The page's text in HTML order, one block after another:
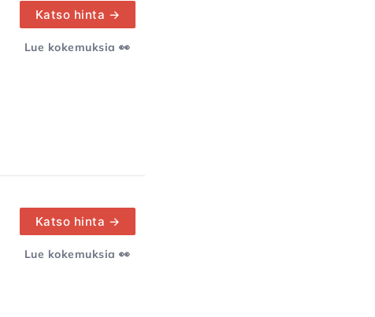
Katso hinta →
Lue kokemuksia 👀
Katso hinta →
Lue kokemuksia 👀